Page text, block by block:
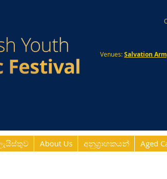
Venues:Salvation
About Us අනුග්‍රාහකයන් Aged